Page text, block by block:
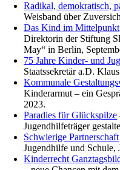
Radikal, demokratisch,
Weisband über
Das Kind im Mittelpunkt
Direktorin der Stiftung
May“ in Berlin,
75 Jahre Kinder- und
Staatssekretär a.D.
Kommunale
Kinderarmut – ein
2023.
Paradies für Glückspilze
Jugendhilfeträger
Schwierige Partnerschaft
Jugendhilfe und Schule,
Kinderrecht